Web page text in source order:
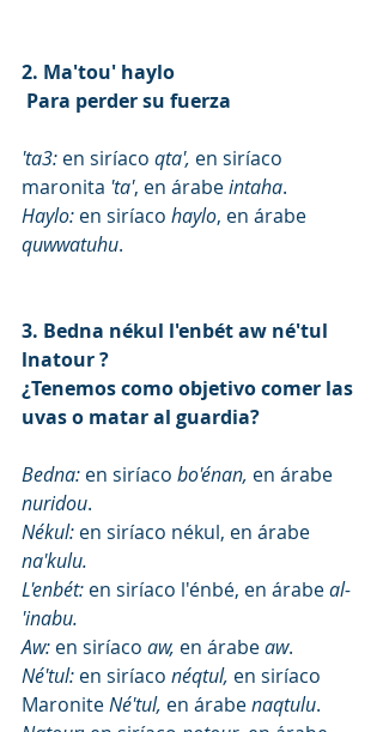
2. Ma'tou' haylo
Para perder su fuerza
'ta3: en siríaco qta', en siríaco
maronita 'ta', en árabe intaha.
Haylo: en siríaco haylo, en árabe
quwwatuhu.
3. Bedna nékul l'enbét aw né'tul
lnatour ?
¿Tenemos como objetivo comer las
uvas o matar al guardia?
Bedna: en siríaco bo'énan, en árabe
nuridou.
Nékul: en siríaco nékul, en árabe
na'kulu.
L'enbét: en siríaco l'énbé, en árabe al-
'inabu.
Aw: en siríaco aw, en árabe aw.
Né'tul: en siríaco néqtul, en siríaco
Maronite Né'tul, en árabe naqtulu.